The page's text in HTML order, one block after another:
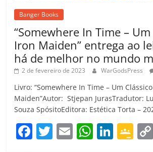
Banger Books
“Somewhere In Time –
Iron Maiden” entrega ao
há de melhor no mundo
2 de fevereiro de 2023 WarGodsPress
Livro: “Somewhere In Time – Um
Maiden”Autor: Stjepan JurasTradutor:
Souza SpósitoEditora: Estética Torta –
F T E W Li G